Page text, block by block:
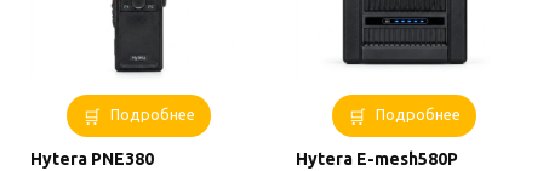
Подробнее
Hytera PNE380
Подробнее
Hytera E-mesh580P